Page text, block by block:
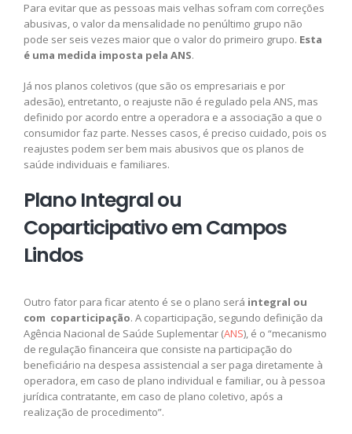
Para evitar que as pessoas mais velhas sofram com correções
abusivas, o valor da mensalidade no penúltimo grupo não
pode ser seis vezes maior que o valor do primeiro grupo. Esta
é uma medida imposta pela ANS.
Já nos planos coletivos (que são os empresariais e por
adesão), entretanto, o reajuste não é regulado pela ANS, mas
definido por acordo entre a operadora e a associação a que o
consumidor faz parte. Nesses casos, é preciso cuidado, pois os
reajustes podem ser bem mais abusivos que os planos de
saúde individuais e familiares.
Plano Integral ou
Coparticipativo em Campos
Lindos
Outro fator para ficar atento é se o plano será integral ou
com coparticipação. A coparticipação, segundo definição da
Agência Nacional de Saúde Suplementar (ANS), é o “mecanismo
de regulação financeira que consiste na participação do
beneficiário na despesa assistencial a ser paga diretamente à
operadora, em caso de plano individual e familiar, ou à pessoa
jurídica contratante, em caso de plano coletivo, após a
realização de procedimento”.